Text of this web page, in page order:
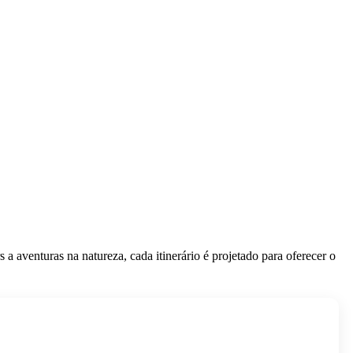
aventuras na natureza, cada itinerário é projetado para oferecer o